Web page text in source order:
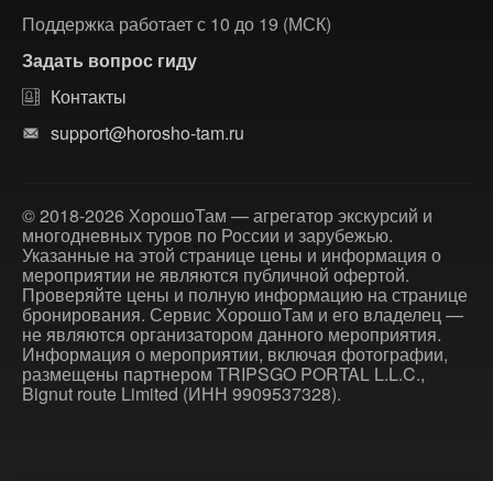
Поддержка работает с 10 до 19 (МСК)
Задать вопрос гиду
Контакты
support@horosho-tam.ru
© 2018-2026 ХорошоТам — агрегатор экскурсий и
многодневных туров по России и зарубежью.
Указанные на этой странице цены и информация о
мероприятии не являются публичной офертой.
Проверяйте цены и полную информацию на странице
бронирования. Сервис ХорошоТам и его владелец —
не являются организатором данного мероприятия.
Информация о мероприятии, включая фотографии,
размещены партнером TRIPSGO PORTAL L.L.C.,
Bignut route Limited (ИНН 9909537328).